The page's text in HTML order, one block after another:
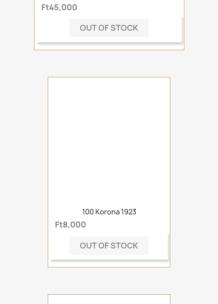
Ft45,000
OUT OF STOCK
100 Korona 1923
Ft8,000
OUT OF STOCK